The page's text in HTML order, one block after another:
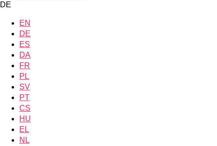
DE
EN
DE
ES
DA
FR
PL
SV
PT
CS
HU
EL
NL